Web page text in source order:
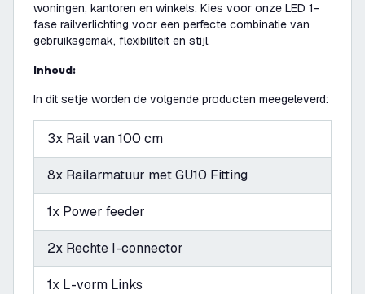
woningen, kantoren en winkels. Kies voor onze LED 1-
fase railverlichting voor een perfecte combinatie van
gebruiksgemak, flexibiliteit en stijl.
Inhoud:
In dit setje worden de volgende producten meegeleverd:
3x Rail van 100 cm
8x Railarmatuur met GU10 Fitting
1x Power feeder
2x Rechte I-connector
1x L-vorm Links